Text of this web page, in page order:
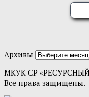
Архивы
МКУК СР «РЕСУРСНЫЙ
Все права защищены.